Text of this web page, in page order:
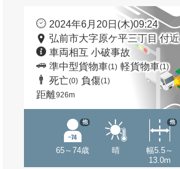
2024年6月20日(木)09:24
弘前市大字原ケ平三丁目 付近
車両相互 小破事故
準中型貨物車(1) 軽貨物車(1)
死亡(0) 負傷(1)
距離926m
65～74歳
他
晴
幅5.5～
13.0m
他